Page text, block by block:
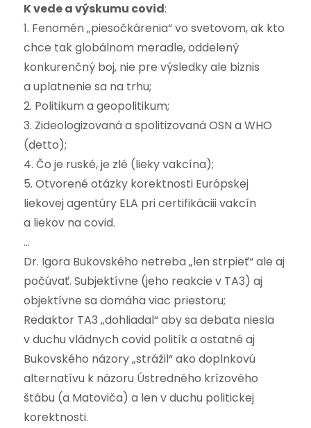
K vede a výskumu covid:
1. Fenomén „piesočkárenia“ vo svetovom, ak kto
chce tak globálnom meradle, oddelený
konkurenčný boj, nie pre výsledky ale biznis
a uplatnenie sa na trhu;
2. Politikum a geopolitikum;
3. Zideologizovaná a spolitizovaná OSN a WHO
(detto);
4. Čo je ruské, je zlé (lieky vakcína);
5. Otvorené otázky korektnosti Európskej
liekovej agentúry ELA pri certifikáciii vakcín
a liekov na covid.
…
Dr. Igora Bukovského netreba „len strpieť“ ale aj
počúvať. Subjektívne (jeho reakcie v TA3) aj
objektívne sa domáha viac priestoru;
Redaktor TA3 „dohliadal“ aby sa debata niesla
v duchu vládnych covid politík a ostatné aj
Bukovského názory „strážil“ ako doplnkovú
alternatívu k názoru Ústredného krízového
štábu (a Matoviča) a len v duchu politickej
korektnosti.